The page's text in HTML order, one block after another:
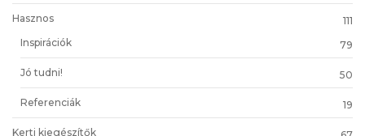
Hasznos
111
Inspirációk
79
Jó tudni! 50
Referenciák 19
Kerti kiegészítők